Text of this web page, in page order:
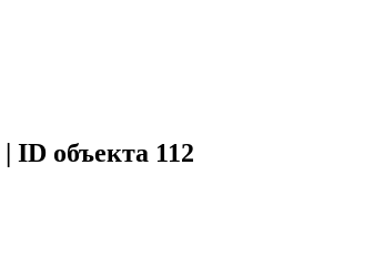
| ID объекта 112